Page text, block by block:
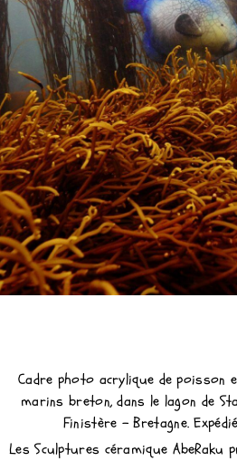
Cadre photo acrylique de poisson
marins breton, dans le lagon de
Finistère – Bretagne.
Les Sculptures céramique AbeRaku